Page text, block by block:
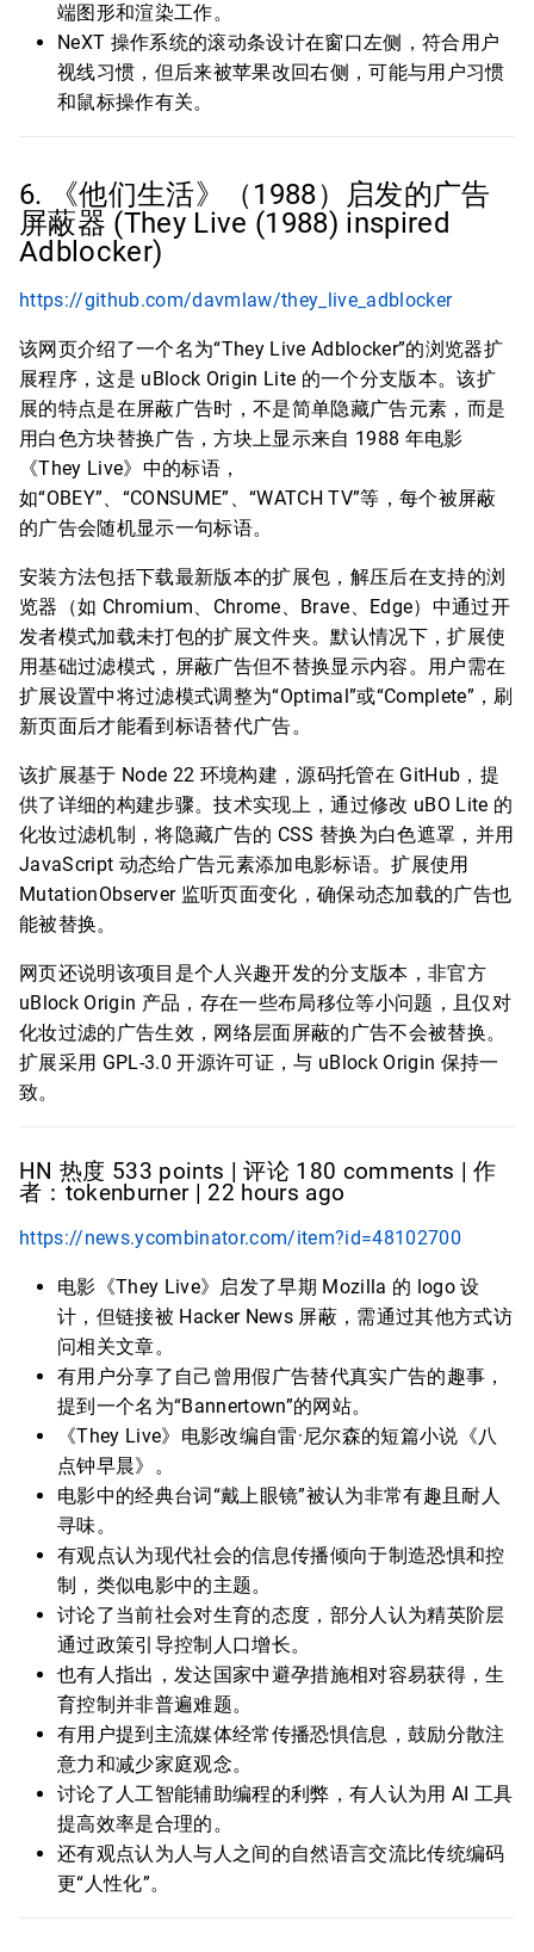
端图形和渲染工作。
NeXT 操作系统的滚动条设计在窗口左侧，符合用户
视线习惯，但后来被苹果改回右侧，可能与用户习惯
和鼠标操作有关。
6. 《他们生活》（1988）启发的广告
屏蔽器 (They Live (1988) inspired
Adblocker)
https://github.com/davmlaw/they_live_adblocker
该网页介绍了一个名为“They Live Adblocker”的浏览器扩
展程序，这是 uBlock Origin Lite 的一个分支版本。该扩
展的特点是在屏蔽广告时，不是简单隐藏广告元素，而是
用白色方块替换广告，方块上显示来自 1988 年电影
《They Live》中的标语，
如“OBEY”、“CONSUME”、“WATCH TV”等，每个被屏蔽
的广告会随机显示一句标语。
安装方法包括下载最新版本的扩展包，解压后在支持的浏
览器（如 Chromium、Chrome、Brave、Edge）中通过开
发者模式加载未打包的扩展文件夹。默认情况下，扩展使
用基础过滤模式，屏蔽广告但不替换显示内容。用户需在
扩展设置中将过滤模式调整为“Optimal”或“Complete”，刷
新页面后才能看到标语替代广告。
该扩展基于 Node 22 环境构建，源码托管在 GitHub，提
供了详细的构建步骤。技术实现上，通过修改 uBO Lite 的
化妆过滤机制，将隐藏广告的 CSS 替换为白色遮罩，并用
JavaScript 动态给广告元素添加电影标语。扩展使用
MutationObserver 监听页面变化，确保动态加载的广告也
能被替换。
网页还说明该项目是个人兴趣开发的分支版本，非官方
uBlock Origin 产品，存在一些布局移位等小问题，且仅对
化妆过滤的广告生效，网络层面屏蔽的广告不会被替换。
扩展采用 GPL-3.0 开源许可证，与 uBlock Origin 保持一
致。
HN 热度 533 points | 评论 180 comments | 作
者：tokenburner | 22 hours ago
https://news.ycombinator.com/item?id=48102700
电影《They Live》启发了早期 Mozilla 的 logo 设
计，但链接被 Hacker News 屏蔽，需通过其他方式访
问相关文章。
有用户分享了自己曾用假广告替代真实广告的趣事，
提到一个名为“Bannertown”的网站。
《They Live》电影改编自雷·尼尔森的短篇小说《八
点钟早晨》。
电影中的经典台词“戴上眼镜”被认为非常有趣且耐人
寻味。
有观点认为现代社会的信息传播倾向于制造恐惧和控
制，类似电影中的主题。
讨论了当前社会对生育的态度，部分人认为精英阶层
通过政策引导控制人口增长。
也有人指出，发达国家中避孕措施相对容易获得，生
育控制并非普遍难题。
有用户提到主流媒体经常传播恐惧信息，鼓励分散注
意力和减少家庭观念。
讨论了人工智能辅助编程的利弊，有人认为用 AI 工具
提高效率是合理的。
还有观点认为人与人之间的自然语言交流比传统编码
更“人性化”。